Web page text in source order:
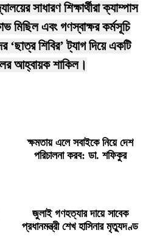
সাধারণ শিক্ষার্থীরা ক্যাম্পাস
মিছিল এবং গণস্বাক্ষর কর্মসূচি
‘ছাত্র শিবির’ ট্যাগ দিয়ে একটি
আহ্বায়ক শাকিল।
ক্ষমতায় এলে সবাইকে নিয়ে দেশ
পরিচালনা করব: ডা. শফিকুর
জুলাই গণহত্যার দায়ে সাবেক
প্রধানমন্ত্রী শেখ হাসিনার মৃত্যুদণ্ড